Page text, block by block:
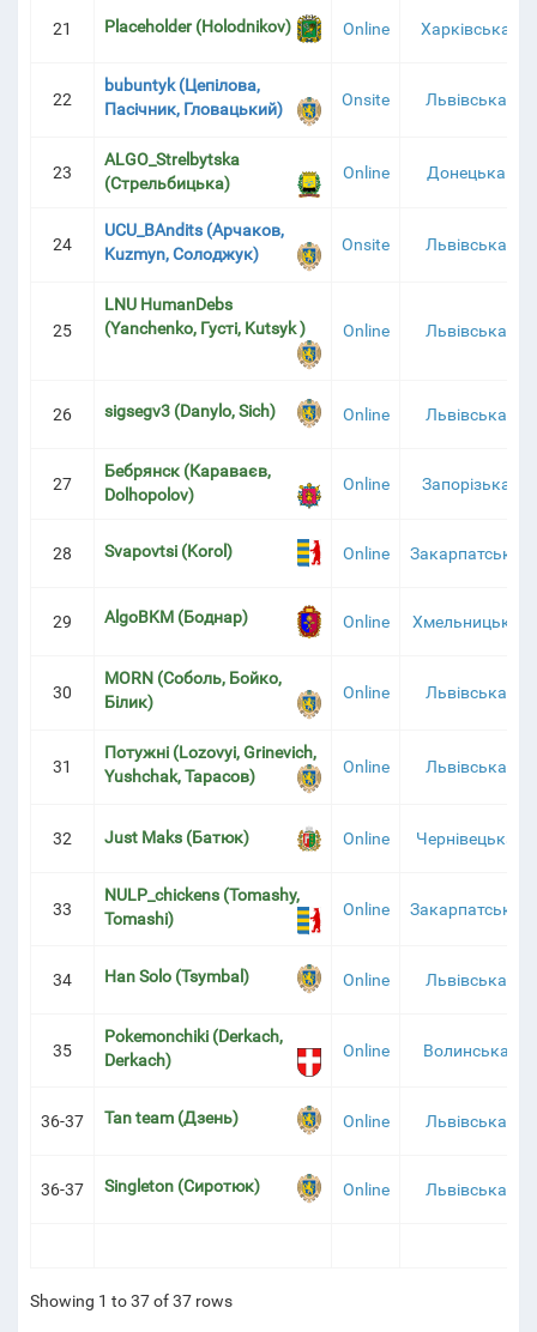
21 Placeholder (Holodnikov) Online Харківська
22
bubuntyk (Цепілова,
Пасічник, Гловацький)
Onsite Львівська
23
ALGO_Strelbytska
(Стрельбицька)
Online Донецька
24
UCU_BAndits (Арчаков,
Kuzmyn, Солоджук)
Onsite Львівська
25
LNU HumanDebs
(Yanchenko, Густі, Kutsyk )
Online Львівська
26 sigsegv3 (Danylo, Sich) Online Львівська
27
Бебрянск (Караваєв,
Dolhopolov)
Online Запорізька
28 Svapovtsi (Korol) Online Закарпатська
29 AlgoBKM (Боднар) Online Хмельницька
30
MORN (Соболь, Бойко,
Білик)
Online Львівська
31
Потужні (Lozovyi, Grinevich,
Yushchak, Тарасов)
Online Львівська
32 Just Maks (Батюк) Online Чернівецька
33
NULP_chickens (Tomashy,
Tomashi)
Online Закарпатська
34 Han Solo (Tsymbal) Online Львівська
35
Pokemonchiki (Derkach,
Derkach)
Online Волинська
36-37 Tan team (Дзень) Online Львівська
36-37 Singleton (Сиротюк) Online Львівська
Showing 1 to 37 of 37 rows